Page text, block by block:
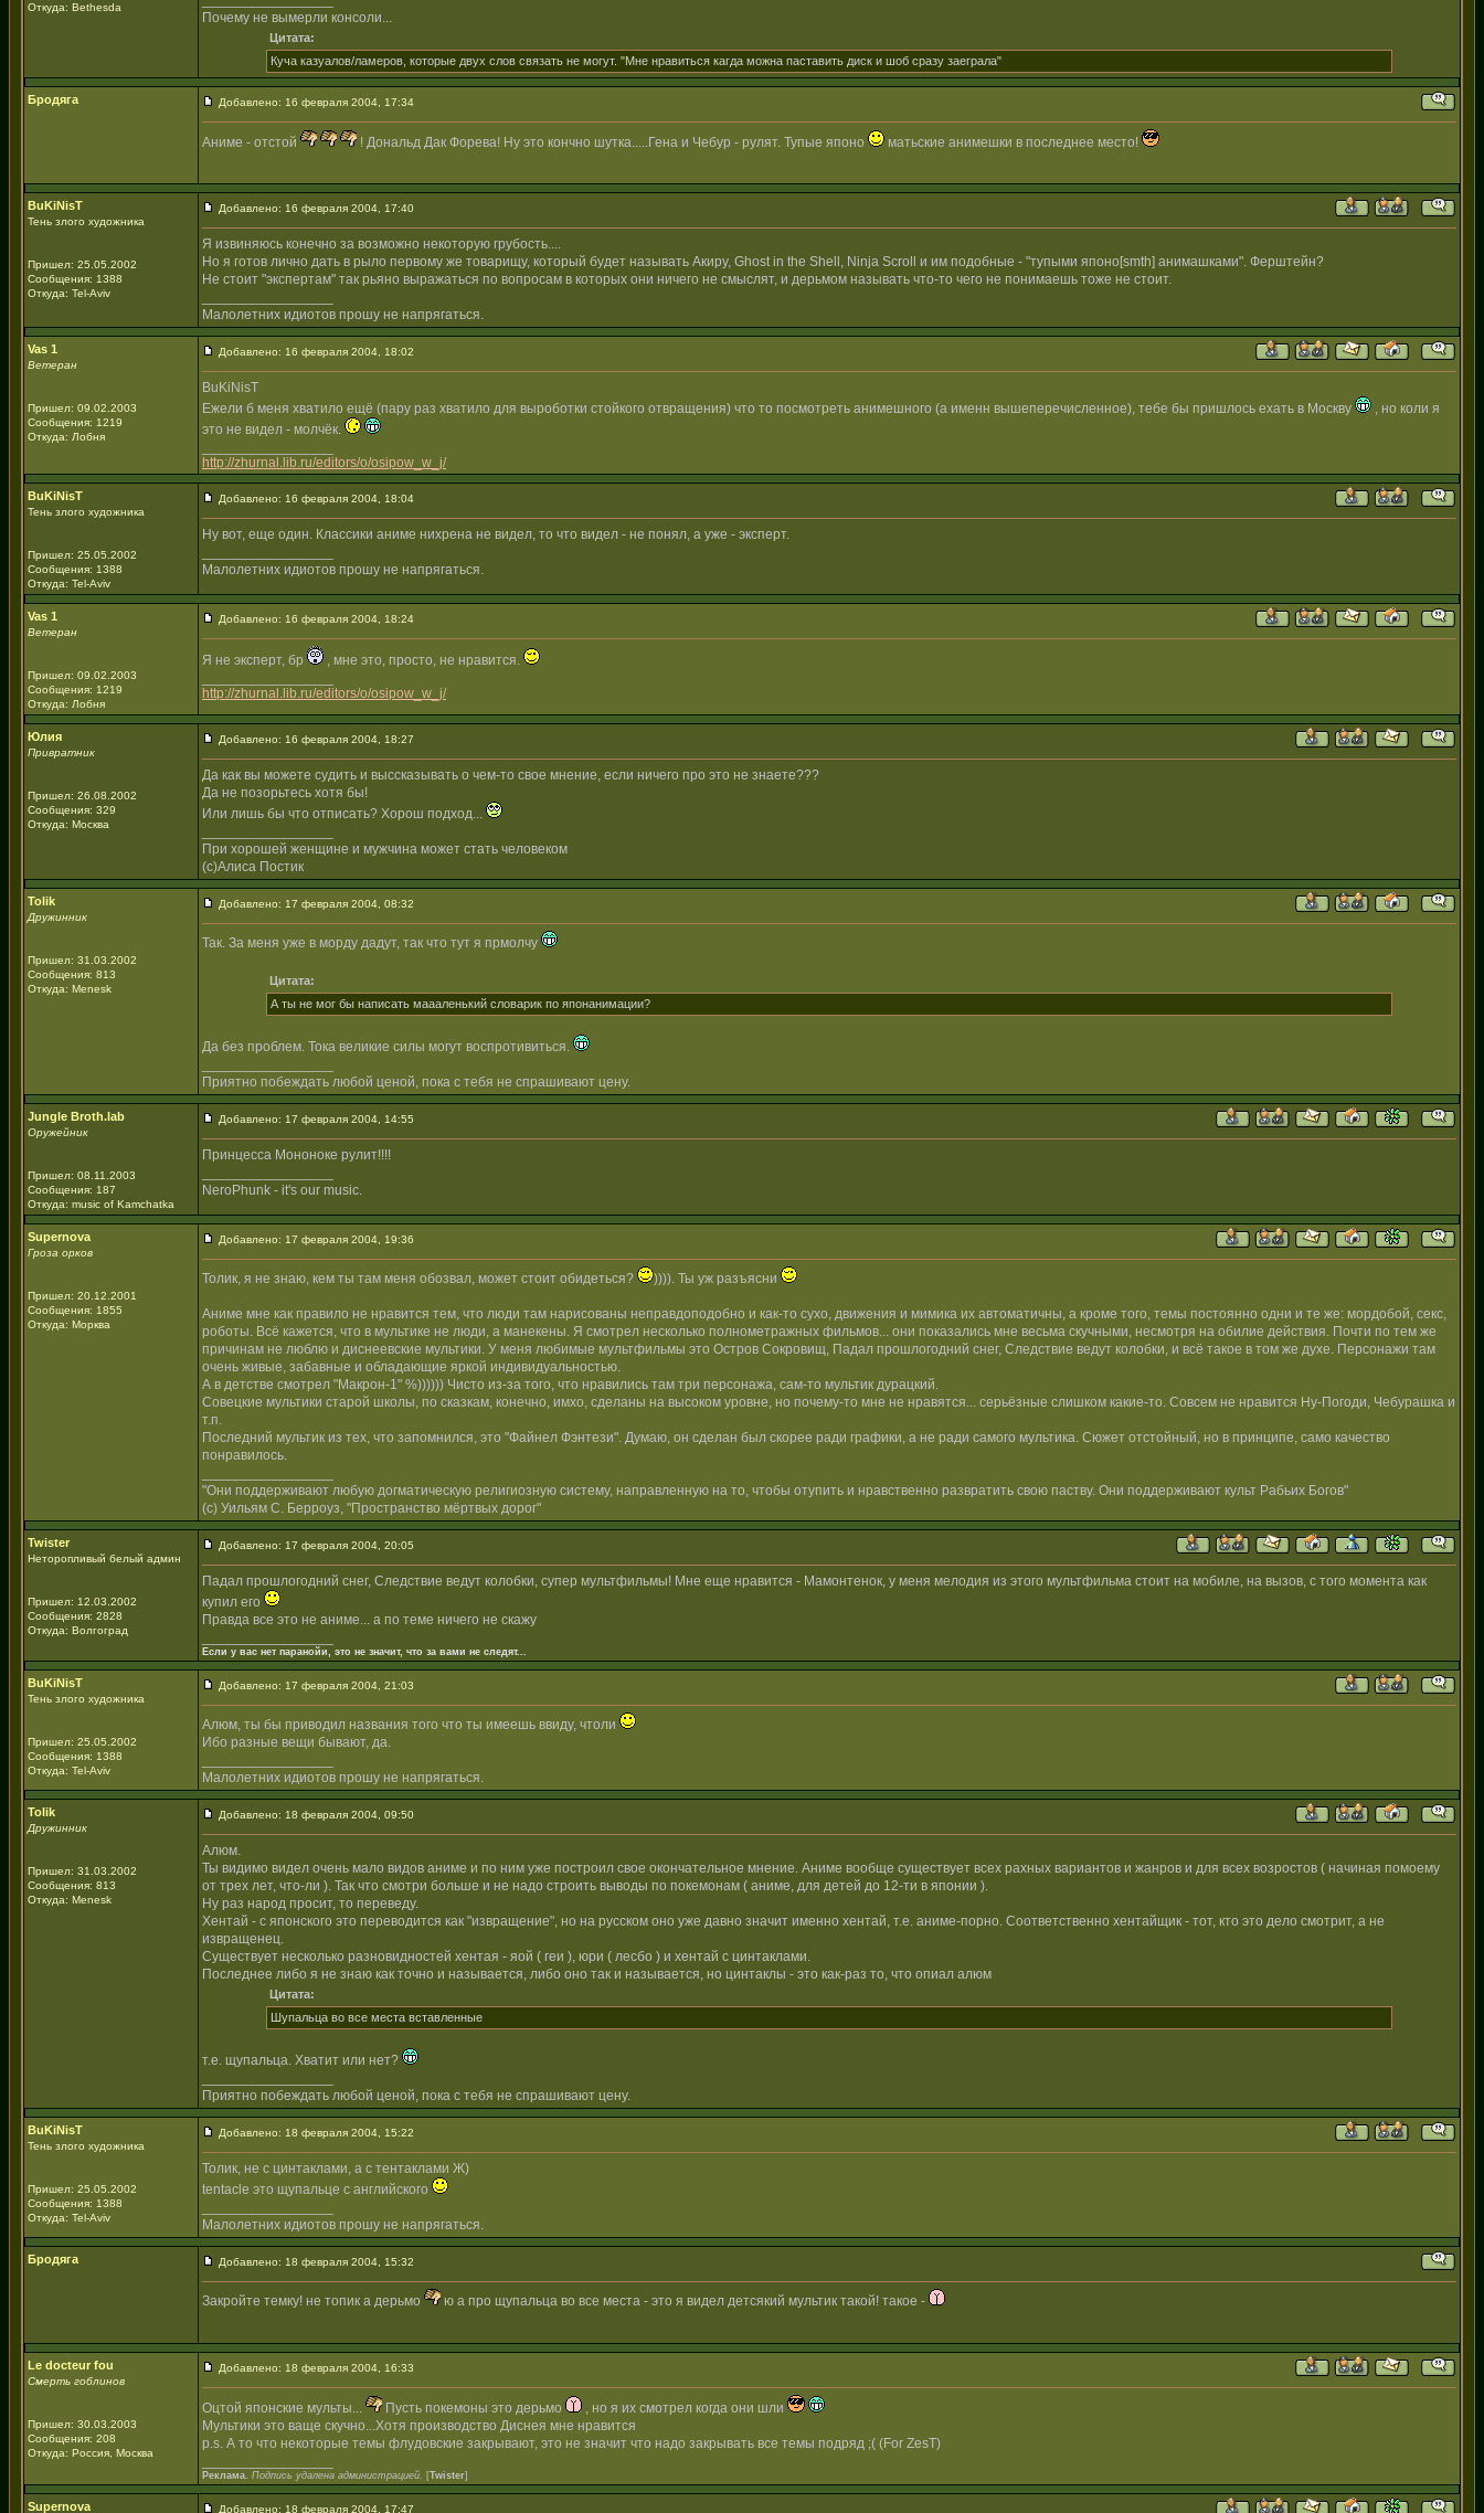
Откуда: Bethesda
Почему не вымерли консоли...
Цитата:
Куча казуалов/ламеров, которые двух слов связать не могут. "Мне нравиться кагда можна паставить диск и шоб сразу заеграла"
Бродяга Добавлено: 16 февраля 2004, 17:34
Аниме - отстой ! Дональд Дак Форева! Ну это кончно шутка.....Гена и Чебур - рулят. Тупые японо матьские анимешки в последнее место!
BuKiNisT
Тень злого художника
Пришел: 25.05.2002
Сообщения: 1388
Откуда: Tel-Aviv
Добавлено: 16 февраля 2004, 17:40
Я извиняюсь конечно за возможно некоторую грубость....
Но я готов лично дать в рыло первому же товарищу, который будет называть Акиру, Ghost in the Shell, Ninja Scroll и им подобные - "тупыми японо[smth] анимашками". Ферштейн?
Не стоит "экспертам" так рьяно выражаться по вопросам в которых они ничего не смыслят, и дерьмом называть что-то чего не понимаешь тоже не стоит.
Малолетних идиотов прошу не напрягаться.
Vas 1
Ветеран
Пришел: 09.02.2003
Сообщения: 1219
Откуда: Лобня
Добавлено: 16 февраля 2004, 18:02
BuKiNisT
Ежели б меня хватило ещё (пару раз хватило для выроботки стойкого отвращения) что то посмотреть анимешного (а именн вышеперечисленное), тебе бы пришлось ехать в Москву
, но коли я
это не видел - молчёк.
http://zhurnal.lib.ru/editors/o/osipow_w_j/
BuKiNisT
Тень злого художника
Пришел: 25.05.2002
Сообщения: 1388
Откуда: Tel-Aviv
Добавлено: 16 февраля 2004, 18:04
Ну вот, еще один. Классики аниме нихрена не видел, то что видел - не понял, а уже - эксперт.
Малолетних идиотов прошу не напрягаться.
Vas 1
Ветеран
Пришел: 09.02.2003
Сообщения: 1219
Откуда: Лобня
Добавлено: 16 февраля 2004, 18:24
Я не эксперт, бр
, мне это, просто, не нравится.
http://zhurnal.lib.ru/editors/o/osipow_w_j/
Юлия
Привратник
Пришел: 26.08.2002
Сообщения: 329
Откуда: Москва
Добавлено: 16 февраля 2004, 18:27
Да как вы можете судить и выссказывать о чем-то свое мнение, если ничего про это не знаете???
Да не позорьтесь хотя бы!
Или лишь бы что отписать? Хорош подход...
При хорошей женщине и мужчина может стать человеком
(с)Алиса Постик
Tolik
Дружинник
Пришел: 31.03.2002
Сообщения: 813
Откуда: Menesk
Добавлено: 17 февраля 2004, 08:32
Так. За меня уже в морду дадут, так что тут я прмолчу
Цитата:
А ты не мог бы написать маааленький словарик по японанимации?
Да без проблем. Тока великие силы могут воспротивиться.
Приятно побеждать любой ценой, пока с тебя не спрашивают цену.
Jungle Broth.lab
Оружейник
Пришел: 08.11.2003
Сообщения: 187
Откуда: music of Kamchatka
Добавлено: 17 февраля 2004, 14:55
Принцесса Мононоке рулит!!!!
NeroPhunk - it's our music.
Supernova
Гроза орков
Пришел: 20.12.2001
Сообщения: 1855
Откуда: Морква
Добавлено: 17 февраля 2004, 19:36
Толик, я не знаю, кем ты там меня обозвал, может стоит обидеться? )))). Ты уж разъясни
Аниме мне как правило не нравится тем, что люди там нарисованы неправдоподобно и как-то сухо, движения и мимика их автоматичны, а кроме того, темы постоянно одни и те же: мордобой, секс,
роботы. Всё кажется, что в мультике не люди, а манекены. Я смотрел несколько полнометражных фильмов... они показались мне весьма скучными, несмотря на обилие действия. Почти по тем же
причинам не люблю и диснеевские мультики. У меня любимые мультфильмы это Остров Сокровищ, Падал прошлогодний снег, Следствие ведут колобки, и всё такое в том же духе. Персонажи там
очень живые, забавные и обладающие яркой индивидуальностью.
А в детстве смотрел "Макрон-1" %)))))) Чисто из-за того, что нравились там три персонажа, сам-то мультик дурацкий.
Совецкие мультики старой школы, по сказкам, конечно, имхо, сделаны на высоком уровне, но почему-то мне не нравятся... серьёзные слишком какие-то. Совсем не нравится Ну-Погоди, Чебурашка и
т.п.
Последний мультик из тех, что запомнился, это "Файнел Фэнтези". Думаю, он сделан был скорее ради графики, а не ради самого мультика. Сюжет отстойный, но в принципе, само качество
понравилось.
"Они поддерживают любую догматическую религиозную систему, направленную на то, чтобы отупить и нравственно развратить свою паству. Они поддерживают культ Рабьих Богов"
(с) Уильям С. Берроуз, "Пространство мёртвых дорог"
Twister
Неторопливый белый админ
Пришел: 12.03.2002
Сообщения: 2828
Откуда: Волгоград
Добавлено: 17 февраля 2004, 20:05
Падал прошлогодний снег, Следствие ведут колобки, супер мультфильмы! Мне еще нравится - Мамонтенок, у меня мелодия из этого мультфильма стоит на мобиле, на вызов, с того момента как
купил его
Правда все это не аниме... а по теме ничего не скажу
Если у вас нет паранойи, это не значит, что за вами не следят...
BuKiNisT
Тень злого художника
Пришел: 25.05.2002
Сообщения: 1388
Откуда: Tel-Aviv
Добавлено: 17 февраля 2004, 21:03
Алюм, ты бы приводил названия того что ты имеешь ввиду, чтоли
Ибо разные вещи бывают, да.
Малолетних идиотов прошу не напрягаться.
Tolik
Дружинник
Пришел: 31.03.2002
Сообщения: 813
Откуда: Menesk
Добавлено: 18 февраля 2004, 09:50
Алюм.
Ты видимо видел очень мало видов аниме и по ним уже построил свое окончательное мнение. Аниме вообще существует всех рахных вариантов и жанров и для всех возростов ( начиная помоему
от трех лет, что-ли ). Так что смотри больше и не надо строить выводы по покемонам ( аниме, для детей до 12-ти в японии ).
Ну раз народ просит, то переведу.
Хентай - с японского это переводится как "извращение", но на русском оно уже давно значит именно хентай, т.е. аниме-порно. Соответственно хентайщик - тот, кто это дело смотрит, а не
извращенец.
Существует несколько разновидностей хентая - яой ( геи ), юри ( лесбо ) и хентай с цинтаклами.
Последнее либо я не знаю как точно и называется, либо оно так и называется, но цинтаклы - это как-раз то, что опиал алюм
Цитата:
Шупальца во все места вставленные
т.е. щупальца. Хватит или нет?
Приятно побеждать любой ценой, пока с тебя не спрашивают цену.
BuKiNisT
Тень злого художника
Пришел: 25.05.2002
Сообщения: 1388
Откуда: Tel-Aviv
Добавлено: 18 февраля 2004, 15:22
Толик, не с цинтаклами, а с тентаклами Ж)
tentacle это щупальце с английского
Малолетних идиотов прошу не напрягаться.
Бродяга Добавлено: 18 февраля 2004, 15:32
Закройте темку! не топик а дерьмо ю а про щупальца во все места - это я видел детсякий мультик такой! такое -
Le docteur fou
Смерть гоблинов
Пришел: 30.03.2003
Сообщения: 208
Откуда: Россия, Москва
Добавлено: 18 февраля 2004, 16:33
Оцтой японские мульты... Пусть покемоны это дерьмо
, но я их смотрел когда они шли
Мультики это ваще скучно...Хотя производство Диснея мне нравится
p.s. А то что некоторые темы флудовские закрывают, это не значит что надо закрывать все темы подряд ;( (For ZesT)
Реклама. Подпись удалена администрацией. [Twister]
Supernova Добавлено: 18 февраля 2004, 17:47